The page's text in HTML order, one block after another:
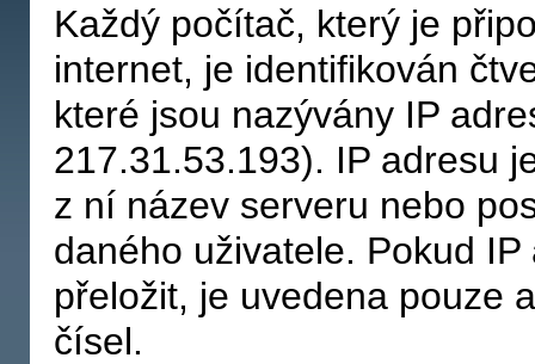
Každý počítač, který je
internet, je identifikován
které jsou nazývány IP
217.31.53.193). IP adresu
z ní název serveru nebo
daného uživatele. Pokud
přeložit, je uvedena pouze
čísel.